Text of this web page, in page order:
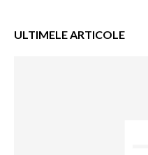
ULTIMELE ARTICOLE